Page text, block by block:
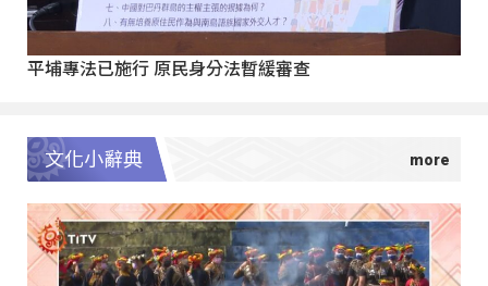
平埔專法已施行 原民身分法暫緩審查
文化小辭典